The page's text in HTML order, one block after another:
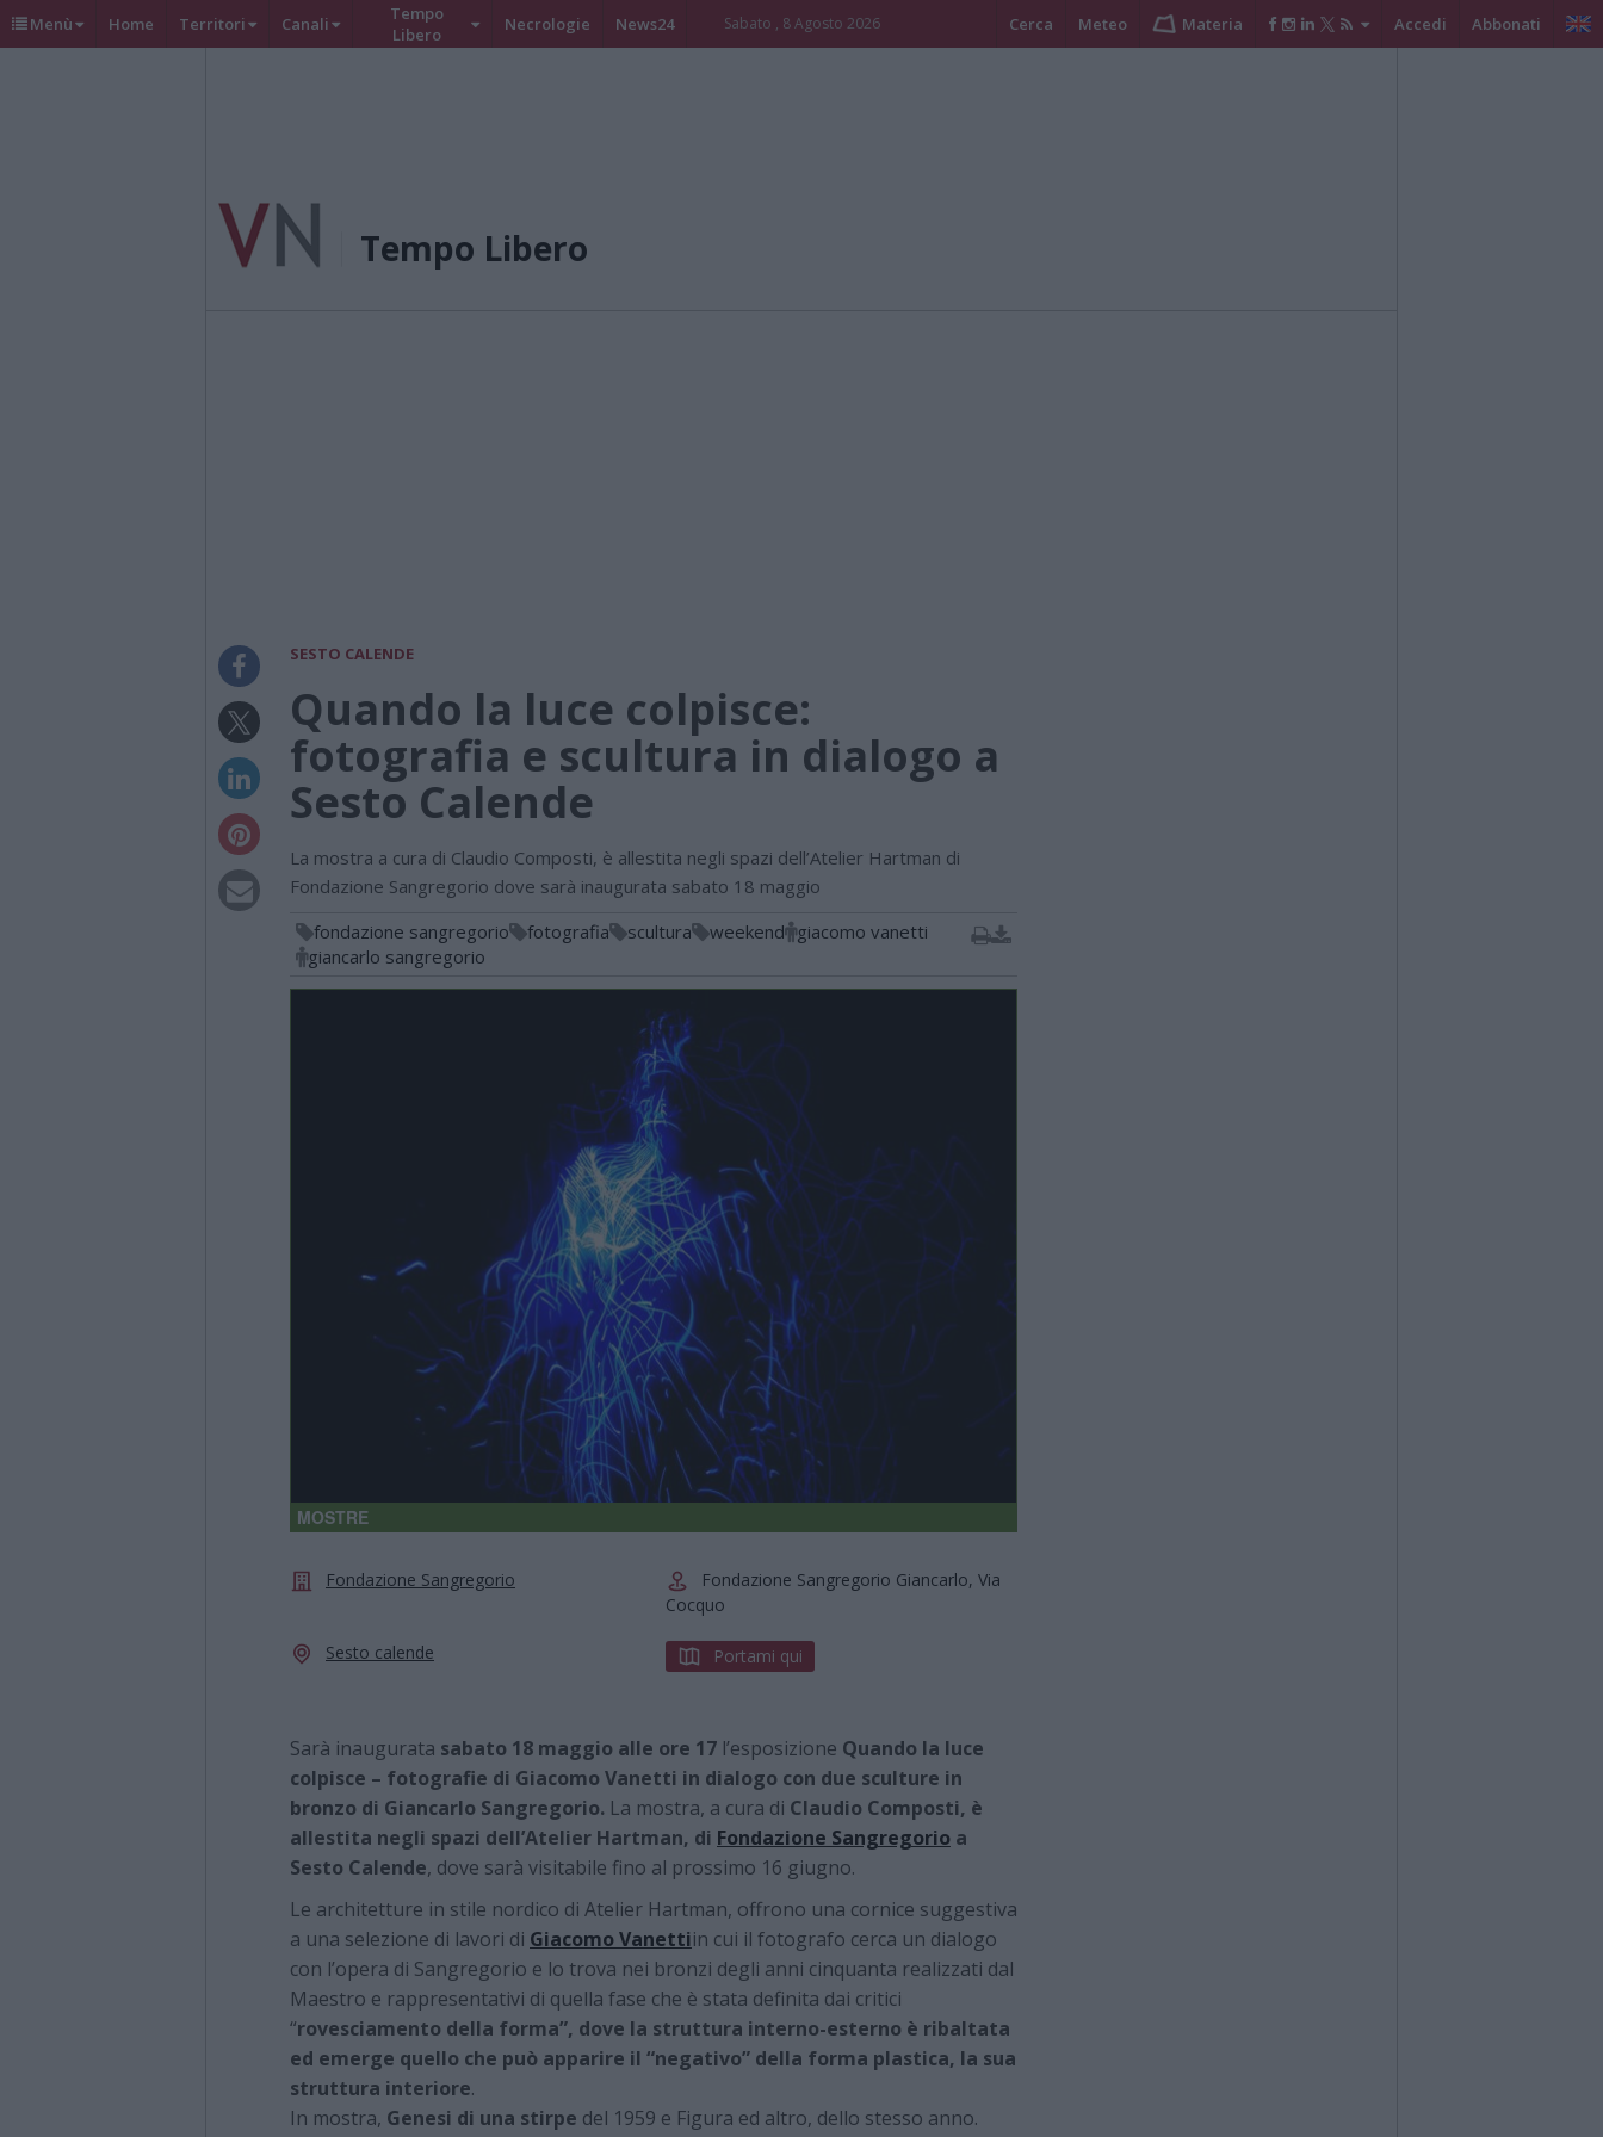
Menù Home Territori Canali
Tempo
Libero
Necrologie News24 Sabato , 8 Agosto 2026 Cerca Meteo Materia Accedi Abbonati
Tempo Libero
SESTO CALENDE
Quando la luce colpisce:
fotografia e scultura in dialogo a
Sesto Calende
La mostra a cura di Claudio Composti, è allestita negli spazi dell’Atelier Hartman di
Fondazione Sangregorio dove sarà inaugurata sabato 18 maggio
fondazione sangregorio
fotografia scultura weekend
giacomo vanetti
giancarlo sangregorio
MOSTRE
Fondazione Sangregorio
Fondazione Sangregorio Giancarlo, Via
Cocquo
Sesto calende Portami qui
Sarà inaugurata sabato 18 maggio alle ore 17 l’esposizione Quando la luce
colpisce – fotografie di Giacomo Vanetti in dialogo con due sculture in
bronzo di Giancarlo Sangregorio. La mostra, a cura di Claudio Composti, è
allestita negli spazi dell’Atelier Hartman, di Fondazione Sangregorio a
Sesto Calende, dove sarà visitabile fino al prossimo 16 giugno.
Le architetture in stile nordico di Atelier Hartman, offrono una cornice suggestiva
a una selezione di lavori di Giacomo Vanettiin cui il fotografo cerca un dialogo
con l’opera di Sangregorio e lo trova nei bronzi degli anni cinquanta realizzati dal
Maestro e rappresentativi di quella fase che è stata definita dai critici
“rovesciamento della forma”, dove la struttura interno-esterno è ribaltata
ed emerge quello che può apparire il “negativo” della forma plastica, la sua
struttura interiore.
In mostra, Genesi di una stirpe del 1959 e Figura ed altro, dello stesso anno.